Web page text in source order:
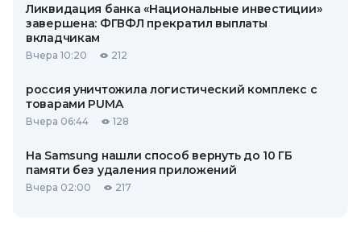
Ликвидация банка «Национальные инвестиции»
завершена: ФГВФЛ прекратил выплаты
вкладчикам
Вчера 10:20 212
россия уничтожила логистический комплекс с
товарами PUMA
Вчера 06:44 128
На Samsung нашли способ вернуть до 10 ГБ
памяти без удаления приложений
Вчера 02:00 217